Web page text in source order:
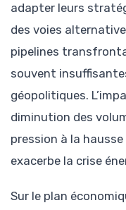
adapter leurs
des voies
pipelines
souvent
géopolitiques.
diminution des
pression à la
exacerbe la crise
Sur le plan